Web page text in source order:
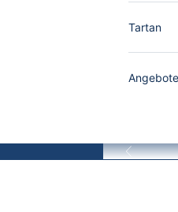
Tartan
Angebote
Zurück
— farbenfroh, preisgekrönt